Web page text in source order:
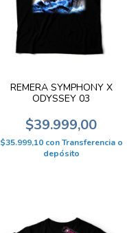
REMERA SYMPHONY X
ODYSSEY 03
$39.999,00
$35.999,10 con Transferencia o
depósito